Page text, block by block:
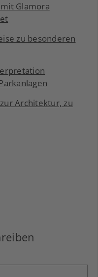
Glamora
zu besonderen
Architektur, zu